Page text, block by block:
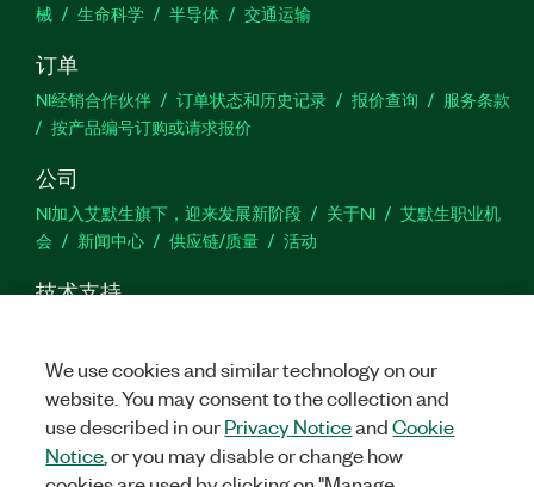
械
生命科学 半导体 交通运输
订单
NI经销合作伙伴 订单状态和历史记录 报价查询
服务条款
按产品编号订购或请求报价
公司
NI加入艾默生旗下，迎来发展新阶段 关于NI
艾默生职业机
会
新闻中心 供应链/质量 活动
技术支持
We use cookies and similar technology on our
website. You may consent to the collection and
use described in ourPrivacy NoticeandCookie
Notice , or you may disable or change how